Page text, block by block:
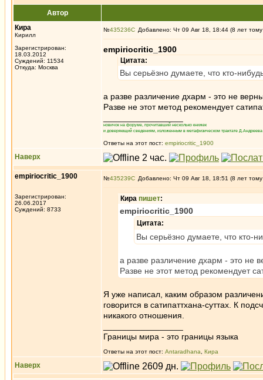
Автор
Кира
Кирилл
Зарегистрирован:
18.03.2012
Суждений: 11534
Откуда: Москва
№435236 Добавлено: Чт 09 Авг 18, 18:44 (8 лет
empiriocritic_1900
Цитата:
Вы серьёзно думаете, что кто-
а разве различение дхарм - это не
Разве не этот метод рекомендует
новичок на форуме, прочитавший несколько книжек
и доверяющий сведениям, изложенным в метафизическом трактате
Ответы на этот пост: empiriocritic_1900
Наверх
empiriocritic_1900
Зарегистрирован:
26.06.2017
Суждений: 8733
№435239 Добавлено: Чт 09 Авг 18, 18:51 (8 лет
Кира пишет:
empiriocritic_1900
Цитата:
Вы серьёзно думаете, что кто-
а разве различение дхарм - это не
Разве не этот метод рекомендует
Я уже написал, каким образом
говорится в сатипаттхана-суттах. К
никакого отношения.
Границы мира - это границы языка
Ответы на этот пост: Antaradhana Кира
Наверх